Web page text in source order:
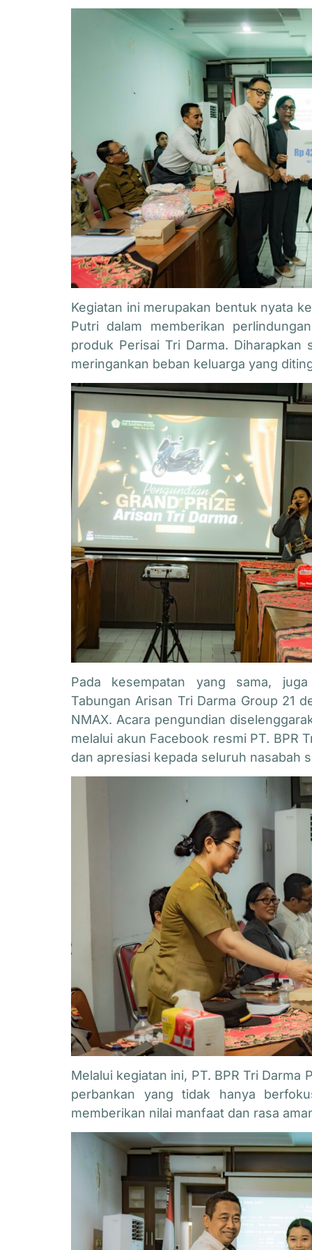
Kegiatan ini merupakan bentuk nyata
Putri dalam memberikan
produk Perisai Tri Darma.
meringankan beban keluarga yang
Pada kesempatan yang sama,
Tabungan Arisan Tri Darma Group 21
NMAX. Acara pengundian
melalui akun Facebook resmi PT. BPR
dan apresiasi kepada seluruh nasabah
Melalui kegiatan ini, PT. BPR Tri
perbankan yang tidak hanya
memberikan nilai manfaat dan rasa